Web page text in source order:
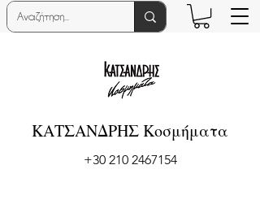
ΚΑΤΣΑΝΔΡΗΣ Κοσμήματα
+30 210 2467154